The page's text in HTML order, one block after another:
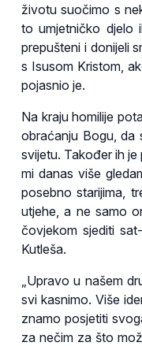
životu suočimo s
to umjetničko djelo
prepušteni i donijeli
s Isusom Kristom,
pojasnio je.
Na kraju homilije
obraćanju Bogu, da
svijetu. Također ih
mi danas više
posebno starijima,
utjehe, a ne samo
čovjekom sjediti
Kutleša.
„Upravo u našem
svi kasnimo. Više
znamo posjetiti
za nečim za što